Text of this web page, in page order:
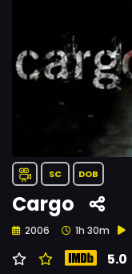
SC DOB
Cargo
2006 1h 30m
5.0